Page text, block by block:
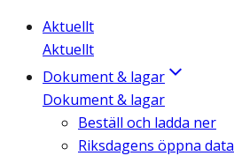
Aktuellt
Aktuellt
Dokument & lagar
Dokument & lagar
Beställ och ladda ner
Riksdagens öppna data